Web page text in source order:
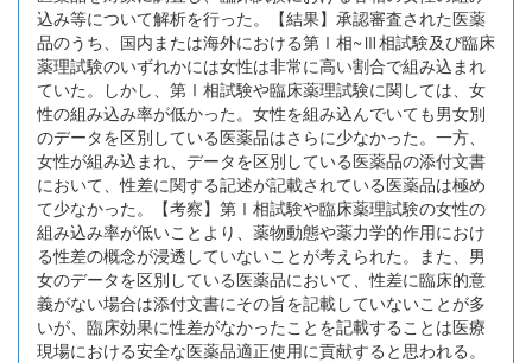
込み等について解析を行った。【結果】承認審査された医薬
品のうち、国内または海外における第Ⅰ相~Ⅲ相試験及び臨床
薬理試験のいずれかには女性は非常に高い割合で組み込まれ
ていた。しかし、第Ⅰ相試験や臨床薬理試験に関しては、女
性の組み込み率が低かった。女性を組み込んでいても男女別
のデータを区別している医薬品はさらに少なかった。一方、
女性が組み込まれ、データを区別している医薬品の添付文書
において、性差に関する記述が記載されている医薬品は極め
て少なかった。【考察】第Ⅰ相試験や臨床薬理試験の女性の
組み込み率が低いことより、薬物動態や薬力学的作用におけ
る性差の概念が浸透していないことが考えられた。また、男
女のデータを区別している医薬品において、性差に臨床的意
義がない場合は添付文書にその旨を記載していないことが多
いが、臨床効果に性差がなかったことを記載することは医療
現場における安全な医薬品適正使用に貢献すると思われる。